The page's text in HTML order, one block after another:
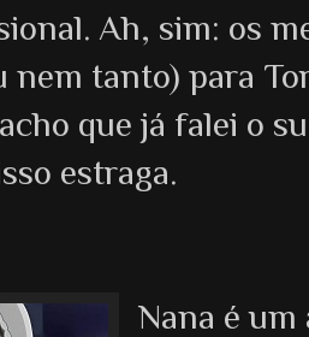
Ah, sim: os
nem tanto) para
que já falei o
estraga.
Nana é